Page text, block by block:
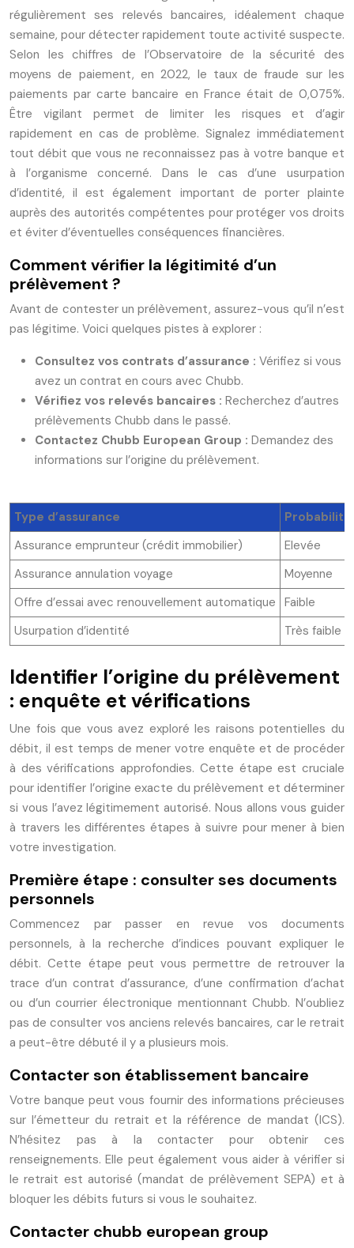
régulièrement ses relevés bancaires, idéalement chaque
semaine, pour détecter rapidement toute activité suspecte.
Selon les chiffres de l’Observatoire de la sécurité des
moyens de paiement, en 2022, le taux de fraude sur les
paiements par carte bancaire en France était de 0,075%.
Être vigilant permet de limiter les risques et d’agir
rapidement en cas de problème. Signalez immédiatement
tout débit que vous ne reconnaissez pas à votre banque et
à l’organisme concerné. Dans le cas d’une usurpation
d’identité, il est également important de porter plainte
auprès des autorités compétentes pour protéger vos droits
et éviter d’éventuelles conséquences financières.
Comment vérifier la légitimité d’un
prélèvement ?
Avant de contester un prélèvement, assurez-vous qu’il n’est
pas légitime. Voici quelques pistes à explorer :
Consultez vos contrats d’assurance : Vérifiez si vous
avez un contrat en cours avec Chubb.
Vérifiez vos relevés bancaires : Recherchez d’autres
prélèvements Chubb dans le passé.
Contactez Chubb European Group : Demandez des
informations sur l’origine du prélèvement.
Type d’assurance
Probabilité
Assurance emprunteur (crédit immobilier)
Elevée
Assurance annulation voyage
Moyenne
Offre d’essai avec renouvellement automatique Faible
Usurpation d’identité
Très faible
Identifier l’origine du prélèvement
: enquête et vérifications
Une fois que vous avez exploré les raisons potentielles du
débit, il est temps de mener votre enquête et de procéder
à des vérifications approfondies. Cette étape est cruciale
pour identifier l’origine exacte du prélèvement et déterminer
si vous l’avez légitimement autorisé. Nous allons vous guider
à travers les différentes étapes à suivre pour mener à bien
votre investigation.
Première étape : consulter ses documents
personnels
Commencez par passer en revue vos documents
personnels, à la recherche d’indices pouvant expliquer le
débit. Cette étape peut vous permettre de retrouver la
trace d’un contrat d’assurance, d’une confirmation d’achat
ou d’un courrier électronique mentionnant Chubb. N’oubliez
pas de consulter vos anciens relevés bancaires, car le retrait
a peut-être débuté il y a plusieurs mois.
Contacter son établissement bancaire
Votre banque peut vous fournir des informations précieuses
sur l’émetteur du retrait et la référence de mandat (ICS).
N’hésitez pas à la contacter pour obtenir ces
renseignements. Elle peut également vous aider à vérifier si
le retrait est autorisé (mandat de prélèvement SEPA) et à
bloquer les débits futurs si vous le souhaitez.
Contacter chubb european group